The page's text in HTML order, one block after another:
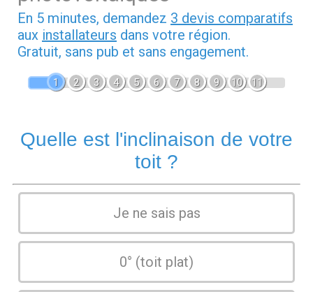
En 5 minutes, demandez 3 devis comparatifs
aux installateurs dans votre région.
Gratuit, sans pub et sans engagement.
1 2 3 4 5 6 7 8 9 10 11
Quelle est l'inclinaison de votre
toit ?
Je ne sais pas
0° (toit plat)